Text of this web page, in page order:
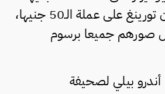
وعالم الرياضيات آلان تورينغ على عملة الـ50 جنيها،
صورهم جميعا برسوم
بيلي لصحيفة